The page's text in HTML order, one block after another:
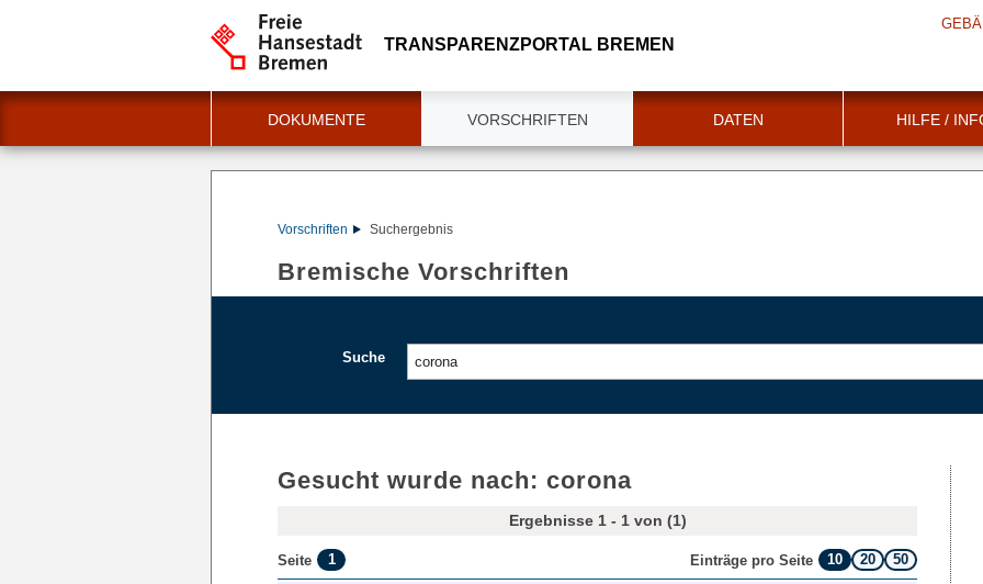
TRANSPARENZPORTAL BREMEN
DOKUMENTE VORSCHRIFTEN DATEN HILFE /
Vorschriften Suchergebnis
Bremische Vorschriften
Suche
Gesucht wurde nach: corona
Ergebnisse 1 - 1 von (1)
Seite 1 Einträge pro Seite 10 20 50